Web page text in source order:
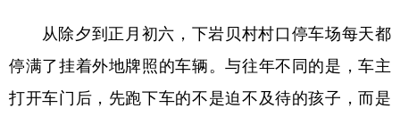
Русский язык 日本語 한국어
从除夕到正月初六，下岩贝村村口停车场每天都
停满了挂着外地牌照的车辆。与往年不同的是，车主
打开车门后，先跑下车的不是迫不及待的孩子，而是